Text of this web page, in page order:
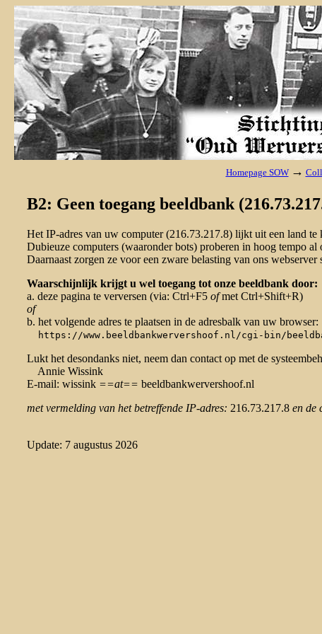
Homepage SOW →
B2: Geen toegang beeldbank
Het IP-adres van uw computer (216.73.217.8) lijkt uit een land te
Dubieuze computers (waaronder bots) proberen in hoog tempo al
Daarnaast zorgen ze voor een zware belasting van ons webserver
Waarschijnlijk krijgt u wel toegang tot onze beeldbank door:
a. deze pagina te verversen (via: Ctrl+F5 ofmet Ctrl+Shift+R)
of
b. het volgende adres te plaatsen in de adresbalk van uw browser:
https://www.beeldbankwervershoof.nl/cgi-bin/
Lukt het desondanks niet, neem dan contact op met de
Annie Wissink
E-mail: wissink ==at== beeldbankwervershoof.nl
met vermelding van het betreffende IP-adres: 216.73.217.8 en de
Update: 7 augustus 2026